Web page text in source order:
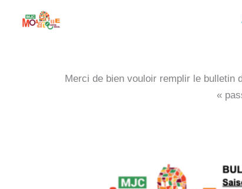
Merci de bien vouloir remplir le bulletin
«